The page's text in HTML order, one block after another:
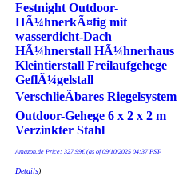
Festnight Outdoor-
HÃ¼hnerkÃ¤fig mit
wasserdicht-Dach
HÃ¼hnerstall HÃ¼hnerhaus
Kleintierstall Freilaufgehege
GeflÃ¼gelstall
VerschlieÃbares Riegelsystem
Outdoor-Gehege 6 x 2 x 2 m
Verzinkter Stahl
Amazon.de Price: 327,99€(as of 09/10/2025 04:37 PST-
Details)